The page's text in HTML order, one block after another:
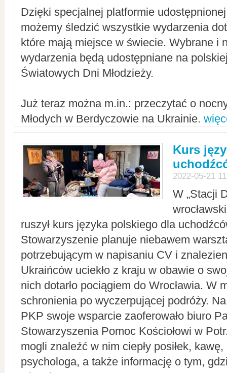
Dzięki specjalnej platformie
możemy śledzić wszystkie wydarzenia
które mają miejsce w świecie. Wybrane i
wydarzenia będą udostępniane na
Światowych Dni Młodzieży.
Już teraz można m.in.: przeczytać o
Młodych w Berdyczowie na Ukrainie.
Kurs
2022-05-21
W „Stacji
ruszył kurs języka polskiego dla
Stowarzyszenie planuje niebawem
potrzebującym w napisaniu CV i
Ukraińców uciekło z kraju w obawie o
nich dotarło pociągiem do Wrocławia. W
schronienia po wyczerpującej podróży.
PKP swoje wsparcie zaoferowało biuro
Stowarzyszenia Pomoc Kościołowi w
mogli znaleźć w nim ciepły posiłek,
psychologa, a także informację o tym,